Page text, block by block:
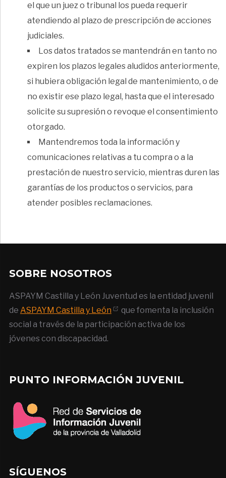
el que un juez o tribunal los pueda requerir
atendiendo al plazo de prescripción de acciones
judiciales.
Los datos tratados se mantendrán en tanto no
expiren los plazos legales aludidos anteriormente,
si hubiera obligación legal de mantenimiento, o de
no existir ese plazo legal, hasta que el interesado
solicite su supresión o revoque el consentimiento
otorgado.
Mantendremos toda la información y
comunicaciones relativas a tu compra o a la
prestación de nuestro servicio, mientras duren las
garantías de los productos o servicios, para
atender posibles reclamaciones.
SOBRE NOSOTROS
ASPAYM Castilla y León Juventud es la entidad juvenil
de ASPAYM Castilla y León
que fomenta la inclusión
social a través de la participación activa de los
jóvenes con discapacidad.
PUNTO INFORMACIÓN JUVENIL
SÍGUENOS